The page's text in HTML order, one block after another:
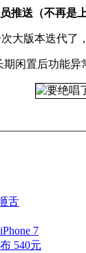
推送（不再是
大版本迭代
闲置后功能
舌
7
540元